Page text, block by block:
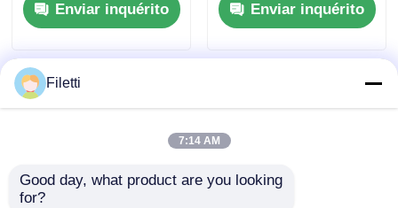
operação de alta
velocidade e portas e
configuráveis
Enviar inquérito
tensão de
alimentação
Enviar inquérito
Filetti
7:14 AM
Good day, what product are you looking
for?